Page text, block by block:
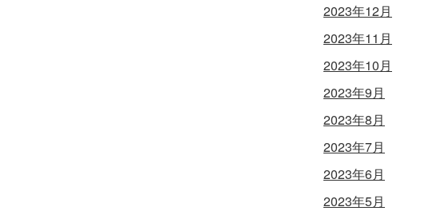
2023年12月
2023年11月
2023年10月
2023年9月
2023年8月
2023年7月
2023年6月
2023年5月